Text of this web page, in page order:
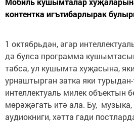
контентка игътибарлырак
1 октябрьдән, әгәр
дә булса программа
табса, ул кушымта хуҗасына,
урнаштырган затка яки
интеллектуаль милек объектын
мөрәҗәгать итә ала. Бу, музыка,
аудиокниги, хәтта гади